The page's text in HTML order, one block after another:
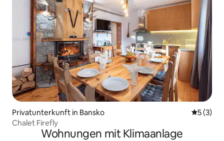
Privatunterkunft in Bansko
5 (3)
Chalet Firefly
Wohnungen mit Klimaanlage